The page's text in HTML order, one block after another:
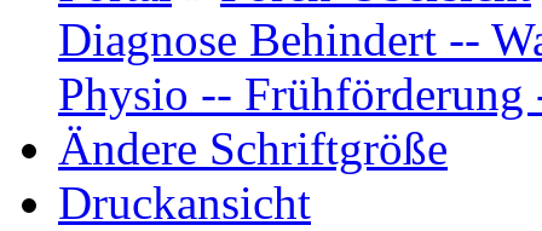
Diagnose Behindert --
Physio -- Frühförderung
Ändere Schriftgröße
Druckansicht